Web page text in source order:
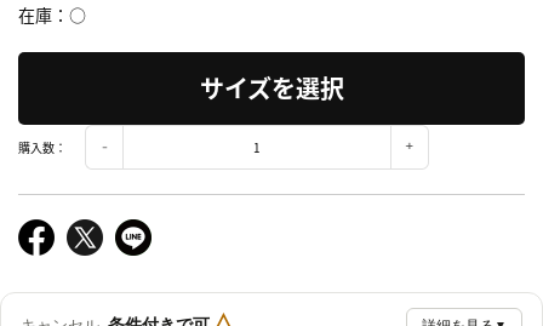
在庫 ○
サイズを選択
購入数：